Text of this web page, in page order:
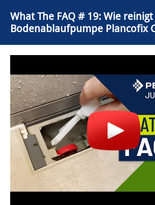
What The FAQ # 19: Wie
Bodenablaufpumpe Plancofix